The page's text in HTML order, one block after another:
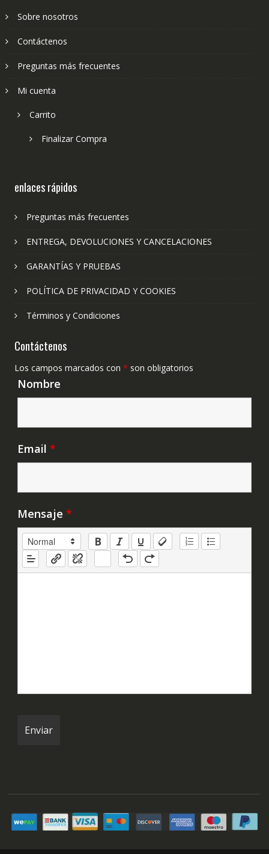
Sobre nosotros
Contáctenos
Preguntas más frecuentes
Mi cuenta
Carrito
Finalizar Compra
enlaces rápidos
Preguntas más frecuentes
ENTREGA, DEVOLUCIONES Y CANCELACIONES
GARANTÍAS Y PRUEBAS
POLÍTICA DE PRIVACIDAD Y COOKIES
Términos y Condiciones
Contáctenos
Los campos marcados con * son obligatorios
Nombre
Email *
Mensaje *